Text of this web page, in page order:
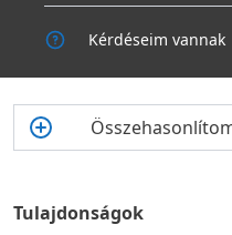
Kérdéseim vannak
Tulajdonságok